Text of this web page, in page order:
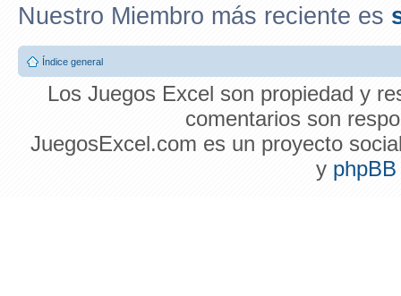
Nuestro Miembro más reciente es
Índice general
Los Juegos Excel son propiedad y
comentarios son
JuegosExcel.com es un proyecto
y phpBB